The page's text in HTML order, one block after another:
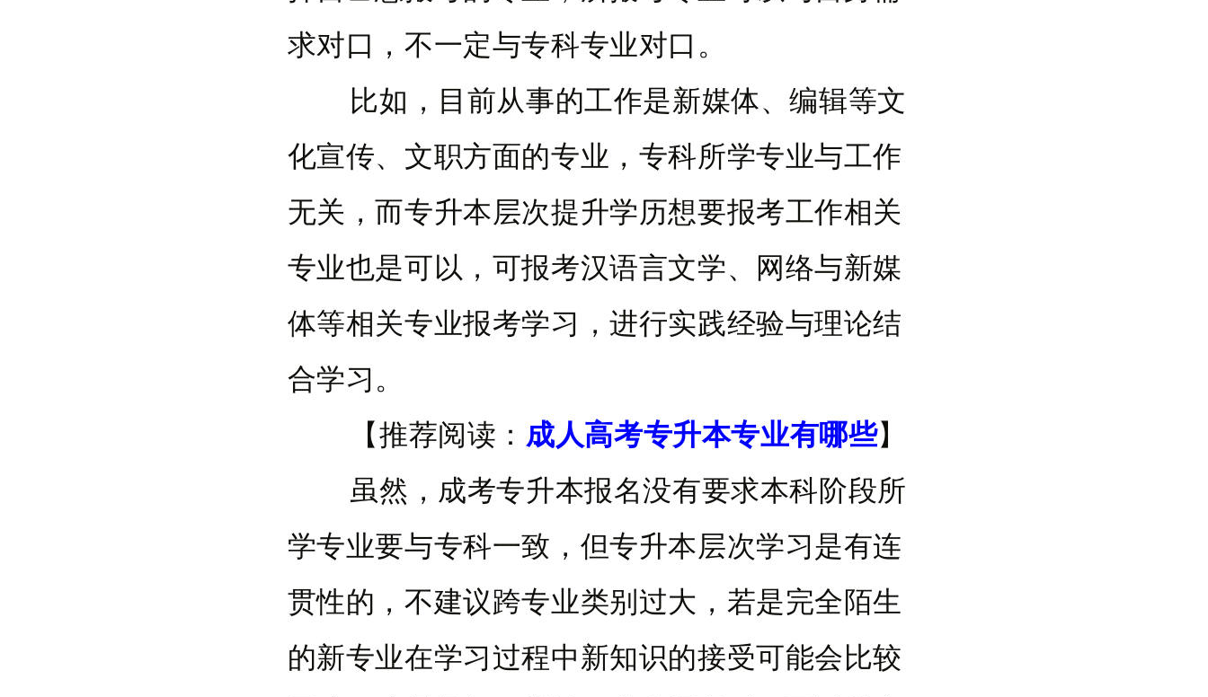
求对口，不一定与专科专业对口。
比如，目前从事的工作是新媒体、编辑等文
化宣传、文职方面的专业，专科所学专业与工作
无关，而专升本层次提升学历想要报考工作相关
专业也是可以，可报考汉语言文学、网络与新媒
体等相关专业报考学习，进行实践经验与理论结
合学习。
【推荐阅读： 成人高考专升本专业有哪些】
虽然，成考专升本报名没有要求本科阶段所
学专业要与专科一致，但专升本层次学习是有连
贯性的，不建议跨专业类别过大，若是完全陌生
的新专业在学习过程中新知识的接受可能会比较